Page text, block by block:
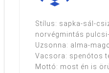
Stílus: sapka-sál-
norvégmintás
Uzsonna: alma-
Vacsora: spenótos
Mottó: most én is